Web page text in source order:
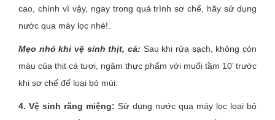
cao, chính vì vậy, ngay trong quá trình sơ chế, hãy sử dụng
nước qua máy lọc nhé!.
Mẹo nhỏ khi vệ sinh thịt, cá: Sau khi rửa sạch, không còn
máu của thịt cá tươi, ngâm thực phẩm với muối tầm 10’ trước
khi sơ chế để loại bỏ mùi.
4. Vệ sinh răng miệng:Sử dụng nước qua máy lọc loại bỏ